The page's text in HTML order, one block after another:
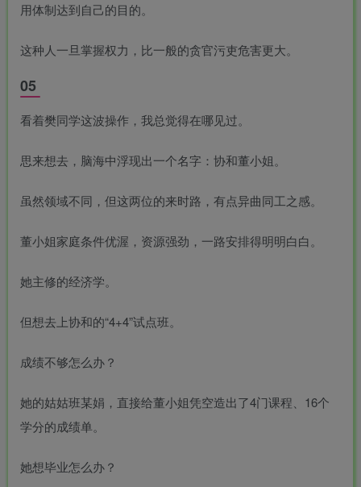
用体制达到自己的目的。
这种人一旦掌握权力，比一般的贪官污吏危害更大。
05
看着樊同学这波操作，我总觉得在哪见过。
思来想去，脑海中浮现出一个名字：协和董小姐。
虽然领域不同，但这两位的来时路，有点异曲同工之感。
董小姐家庭条件优渥，资源强劲，一路安排得明明白白。
她主修的经济学。
但想去上协和的“4+4”试点班。
成绩不够怎么办？
她的姑姑班某娟，直接给董小姐凭空造出了4门课程、16个
学分的成绩单。
她想毕业怎么办？